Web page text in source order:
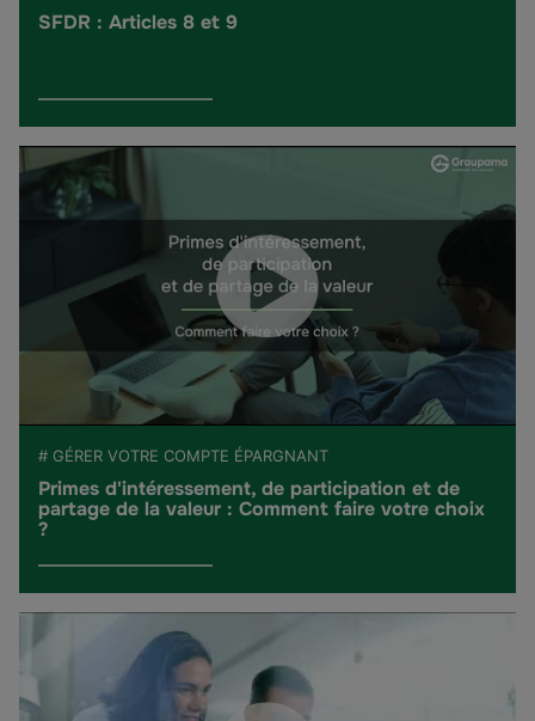
SFDR : Articles 8 et 9
# GÉRER VOTRE COMPTE ÉPARGNANT
Primes d'intéressement, de participation et de
partage de la valeur : Comment faire votre choix
?